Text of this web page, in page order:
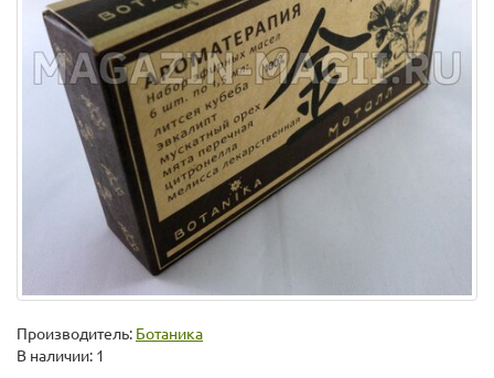
Производитель: Ботаника
В наличии: 1